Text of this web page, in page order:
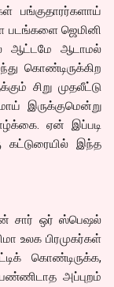
பங்குதாரர்களாய்
படங்களை ஜெமினி
ஆட்டமே ஆடாமல்
கொண்டிருக்கிற
சிறு முதலீட்டு
இருக்குமென்று
ஏன் இப்படி
இந்த
சார் ஒர் ஸ்பெஷல்
உலக பிரமுகர்கள்
கொண்டிருக்க,
அப்புறம்